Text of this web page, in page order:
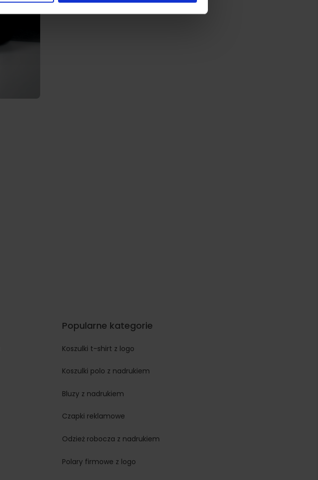
Popularne kategorie
Koszulki t-shirt z logo
Koszulki polo z nadrukiem
Bluzy z nadrukiem
Czapki reklamowe
Odzież robocza z nadrukiem
Polary firmowe z logo